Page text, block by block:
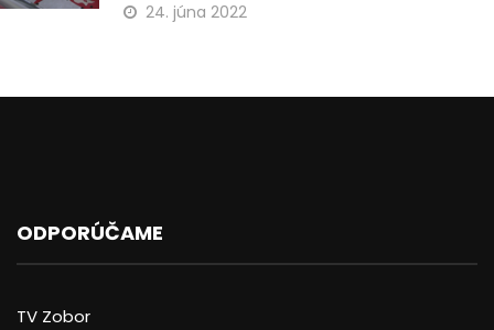
24. júna 2022
ODPORÚČAME
TV Zobor